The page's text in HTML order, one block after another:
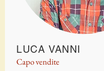
LUCA VANNI
Capo vendite